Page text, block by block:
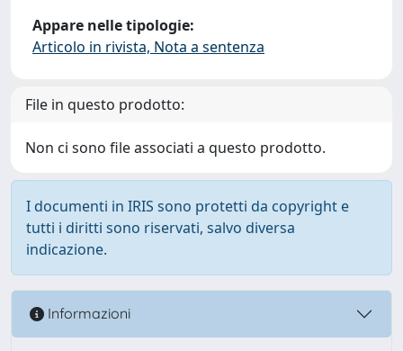
Appare nelle tipologie:
Articolo in rivista, Nota a sentenza
File in questo prodotto:
Non ci sono file associati a questo prodotto.
I documenti in IRIS sono protetti da copyright e
tutti i diritti sono riservati, salvo diversa
indicazione.
Informazioni